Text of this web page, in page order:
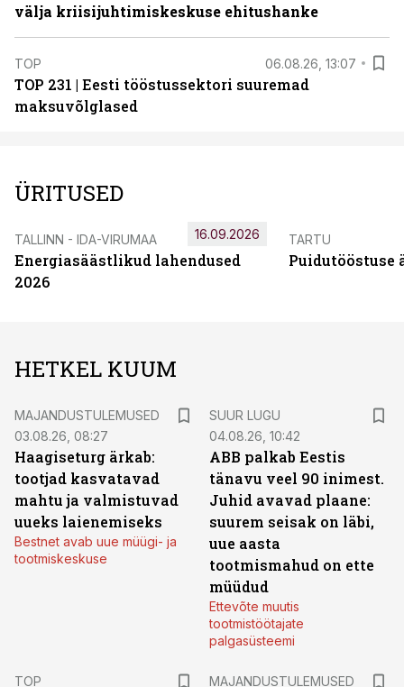
välja kriisijuhtimiskeskuse ehitushanke
TOP 06.08.26, 13:07
TOP 231 | Eesti tööstussektori suuremad
maksuvõlglased
ÜRITUSED
TALLINN - IDA-VIRUMAA
Energiasäästlikud lahendused
2026
16.09.2026 TARTU
Puidutööstuse
HETKEL KUUM
MAJANDUSTULEMUSED
03.08.26, 08:27
Haagiseturg ärkab:
tootjad kasvatavad
mahtu ja valmistuvad
uueks laienemiseks
Bestnet avab uue müügi- ja
tootmiskeskuse
SUUR LUGU
04.08.26, 10:42
ABB palkab Eestis
tänavu veel 90 inimest.
Juhid avavad plaane:
suurem seisak on läbi,
uue aasta
tootmismahud on ette
müüdud
Ettevõte muutis
tootmistöötajate
palgasüsteemi
TOP MAJANDUSTULEMUSED